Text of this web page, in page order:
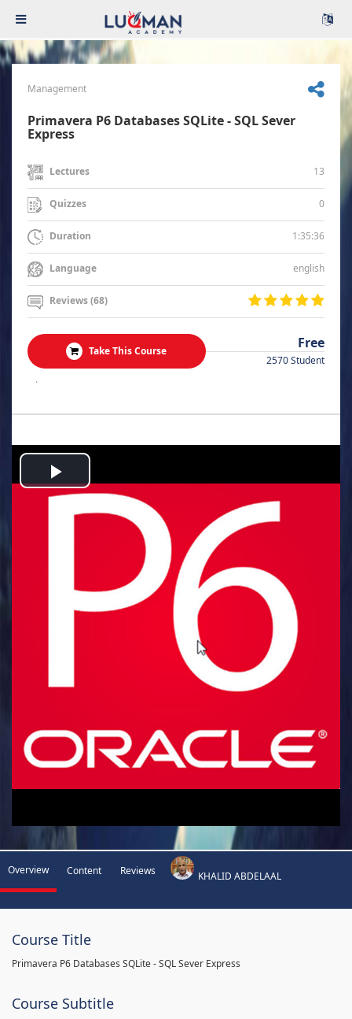
Management
Primavera P6 Databases SQLite - SQL Sever
Express
Lectures 13
Quizzes 0
Duration 1:35:36
Language english
Reviews (68)
Take This Course Free
2570 Student
.
Play
Video
Overview Content Reviews KHALID ABDELAAL
Course Title
Primavera P6 Databases SQLite - SQL Sever Express
Course Subtitle